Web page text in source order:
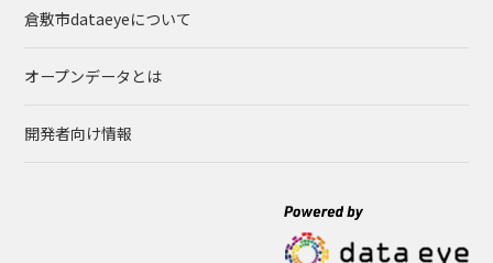
倉敷市dataeyeについて
オープンデータとは
開発者向け情報